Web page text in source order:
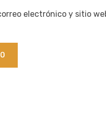
electrónico y sitio